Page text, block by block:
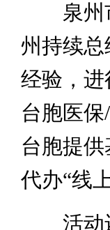
泉州市
州持续
经验，
台胞医
台胞提
代办“线
活动还